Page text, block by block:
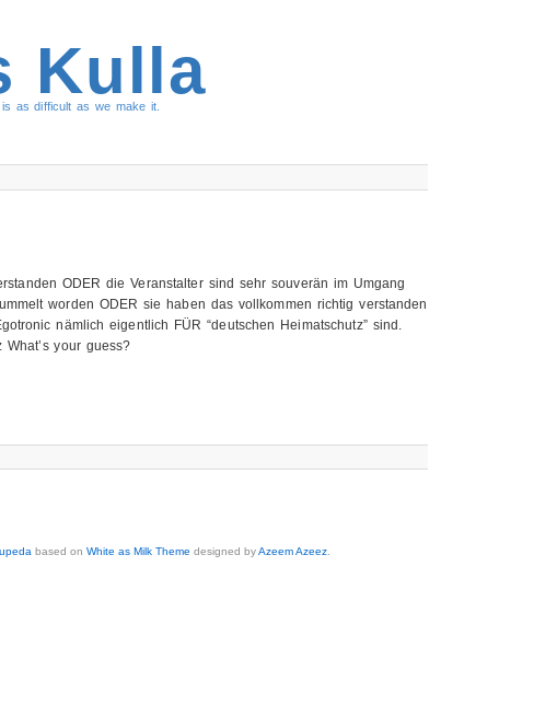
Kulla
as difficult as we make it.
ODER die Veranstalter sind sehr souverän im Umgang
worden ODER sie haben das vollkommen richtig verstanden
nämlich eigentlich FÜR “deutschen Heimatschutz” sind.
your guess?
based onWhite as Milk Theme designed byAzeem Azeez